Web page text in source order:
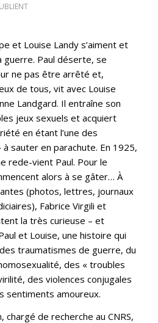
et Louise Landy s’aiment et
guerre. Paul déserte, se
ne pas être arrêté et,
de tous, vit avec Louise
Landgard. Il entraîne son
jeux sexuels et acquiert
en étant l’une des
sauter en parachute. En 1925,
rede-vient Paul. Pour le
alors à se gâter… À
(photos, lettres, journaux
Fabrice Virgili et
la très curieuse – et
et Louise, une histoire qui
traumatismes de guerre, du
des « troubles
des violences conjugales
sentiments amoureux.
chargé de recherche au CNRS,